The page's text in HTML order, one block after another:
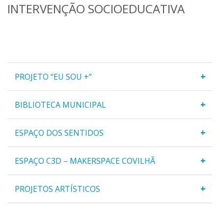
INTERVENÇÃO SOCIOEDUCATIVA
+
PROJETO “EU SOU +”
+
BIBLIOTECA MUNICIPAL
+
ESPAÇO DOS SENTIDOS
+
ESPAÇO C3D – MAKERSPACE COVILHÃ
+
PROJETOS ARTÍSTICOS